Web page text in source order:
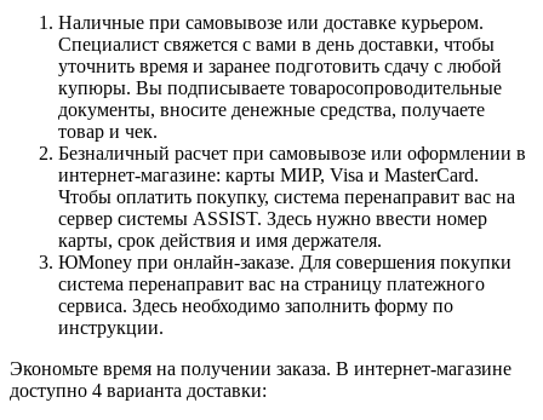
Наличные при самовывозе или доставке курьером.
Специалист свяжется с вами в день доставки, чтобы
уточнить время и заранее подготовить сдачу с любой
купюры. Вы подписываете товаросопроводительные
документы, вносите денежные средства, получаете
товар и чек.
Безналичный расчет при самовывозе или оформлении в
интернет-магазине: карты МИР, Visa и MasterCard.
Чтобы оплатить покупку, система перенаправит вас на
сервер системы ASSIST. Здесь нужно ввести номер
карты, срок действия и имя держателя.
ЮMoney при онлайн-заказе. Для совершения покупки
система перенаправит вас на страницу платежного
сервиса. Здесь необходимо заполнить форму по
инструкции.
Экономьте время на получении заказа. В интернет-магазине
доступно 4 варианта доставки: